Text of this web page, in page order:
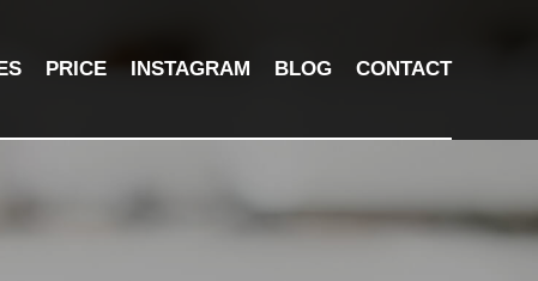
PRICE INSTAGRAM BLOG CONTACT